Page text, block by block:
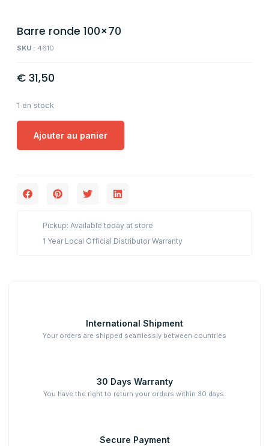
Barre ronde 100×70
SKU : 4610
€ 31,50
1 en stock
Ajouter au panier
Pickup: Available today at store
1 Year Local Official Distributor Warranty
International Shipment
Your orders are shipped seamlessly between countries
30 Days Warranty
You have the right to return your orders within 30 days.
Secure Payment